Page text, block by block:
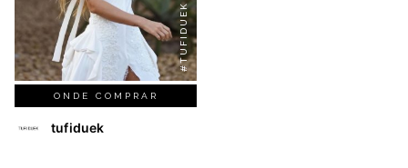
#TUFIDUEK
ONDE COMPRAR
tufiduek